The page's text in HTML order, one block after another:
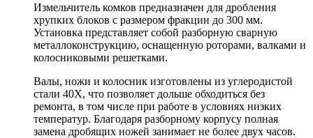
Измельчитель комков предназначен для дробления
хрупких блоков с размером фракции до 300 мм.
Установка представляет собой разборную сварную
металлоконструкцию, оснащенную роторами, валками и
колосниковыми решетками.
Валы, ножи и колосник изготовлены из углеродистой
стали 40Х, что позволяет дольше обходиться без
ремонта, в том числе при работе в условиях низких
температур. Благодаря разборному корпусу полная
замена дробящих ножей занимает не более двух часов.